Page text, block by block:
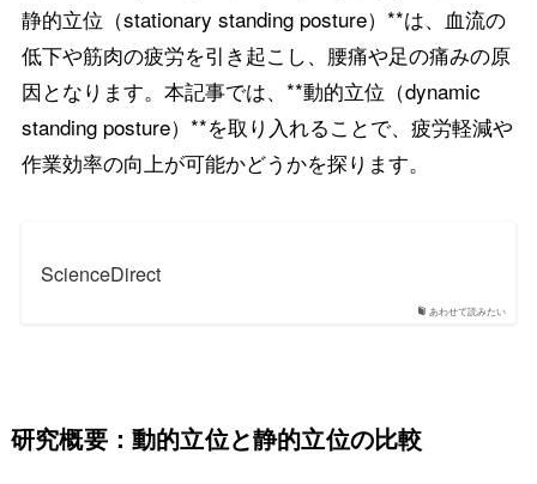
静的立位（stationary standing posture）**は、血流の
低下や筋肉の疲労を引き起こし、腰痛や足の痛みの原
因となります。本記事では、**動的立位（dynamic
standing posture）**を取り入れることで、疲労軽減や
作業効率の向上が可能かどうかを探ります。
あわせて読みたい
ScienceDirect
研究概要：動的立位と静的立位の比較